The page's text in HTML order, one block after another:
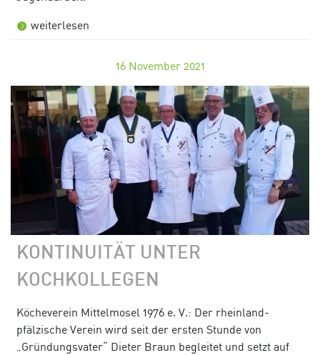
weiterlesen
16 November 2021
KONTINUITÄT UNTER
KOCHKOLLEGEN
Köcheverein Mittelmosel 1976 e. V.: Der rheinland-
pfälzische Verein wird seit der ersten Stunde von
„Gründungsvater“ Dieter Braun begleitet und setzt auf